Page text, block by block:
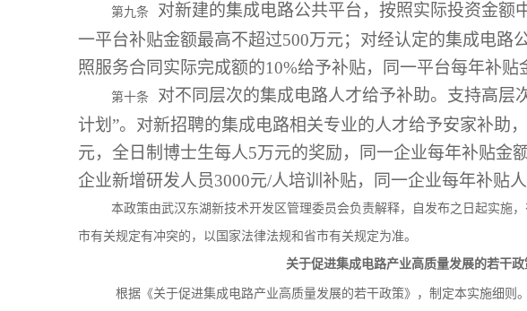
第九条
对新建的集成电路公共平台，按照实际投资金额
一平台补贴金额最高不超过500万元；对经认定的集成电路
照服务合同实际完成额的10%给予补贴，同一平台每年补贴
第十条
对不同层次的集成电路人才给予补助。支持高层
计划”。对新招聘的集成电路相关专业的人才给予安家补助
元，全日制博士生每人5万元的奖励，同一企业每年补贴金
企业新增研发人员3000元/人培训补贴，同一企业每年补贴
本政策由武汉东湖新技术开发区管理委员会负责解释，自发布之日起实施
市有关规定有冲突的，以国家法律法规和省市有关规定为准。
关于促进集成电路产业高质量发展的若干政
根据《关于促进集成电路产业高质量发展的若干政策》，制定本实施细则。